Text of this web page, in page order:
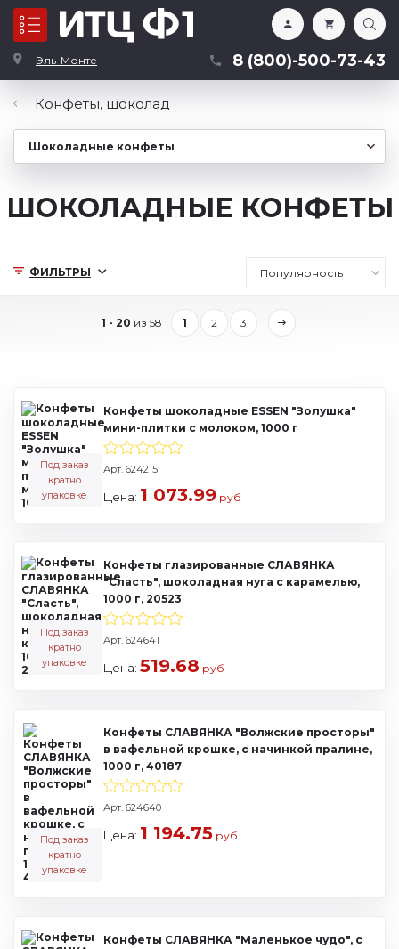
Эль-Монте 8 (800)-500-73-43
Каталог
ФИЛЬТРЫ
Конфеты, шоколад
ШОКОЛАДНЫЕ КОНФЕТЫ
1 - 20 из 58 1 2 3
Конфеты шоколадные ESSEN "Золушка"
мини-плитки с молоком, 1000 г
Арт. 624215
Под заказ
кратно
упаковке
Цена: 1 073.99 руб
Конфеты глазированные СЛАВЯНКА
"Сласть", шоколадная нуга с карамелью,
1000 г, 20523
Арт. 624641
Под заказ
кратно
упаковке
Цена: 519.68 руб
Конфеты СЛАВЯНКА "Волжские просторы"
в вафельной крошке, с начинкой пралине,
1000 г, 40187
Арт. 624640
Под заказ
кратно
упаковке
Цена: 1 194.75 руб
Конфеты СЛАВЯНКА "Маленькое чудо", с